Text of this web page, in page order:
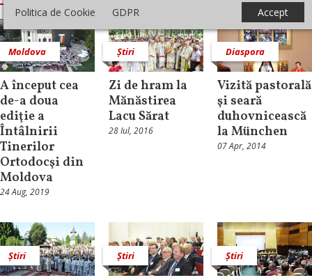
Politica de Cookie GDPR Accept
Moldova
A început cea
de-a doua
ediţie a
Întâlnirii
Tinerilor
Ortodocşi din
Moldova
24 Aug, 2019
Știri
Zi de hram la
Mănăstirea
Lacu Sărat
28 Iul, 2016
Diaspora
Vizită pastorală
şi seară
duhovnicească
la München
07 Apr, 2014
Știri Știri Știri